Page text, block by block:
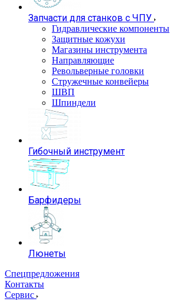
Запчасти для станков с ЧПУ
Гидравлические компоненты
Защитные кожухи
Магазины инструмента
Направляющие
Револьверные головки
Стружечные конвейеры
ШВП
Шпиндели
Гибочный инструмент
Барфидеры
Люнеты
Спецпредложения
Контакты
Сервис